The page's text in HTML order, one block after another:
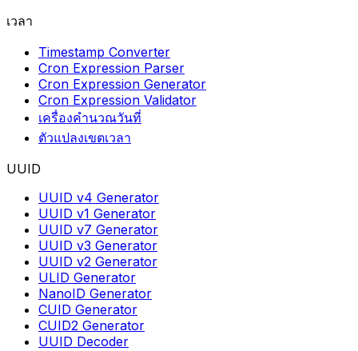
เวลา
Timestamp Converter
Cron Expression Parser
Cron Expression Generator
Cron Expression Validator
เครื่องคำนวณวันที่
ตัวแปลงเขตเวลา
UUID
UUID v4 Generator
UUID v1 Generator
UUID v7 Generator
UUID v3 Generator
UUID v2 Generator
ULID Generator
NanoID Generator
CUID Generator
CUID2 Generator
UUID Decoder